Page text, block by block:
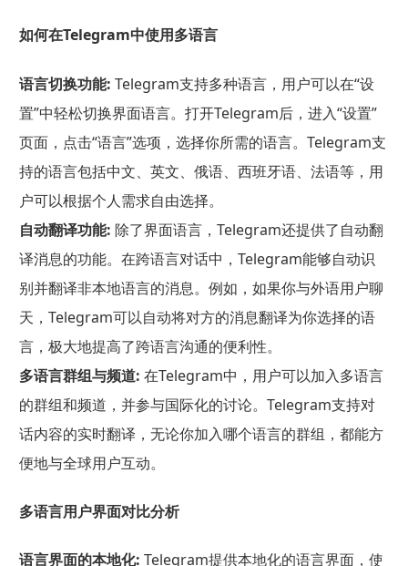
如何在Telegram中使用多语言
语言切换功能: Telegram支持多种语言，用户可以在“设
置”中轻松切换界面语言。打开Telegram后，进入“设置”
页面，点击“语言”选项，选择你所需的语言。Telegram支
持的语言包括中文、英文、俄语、西班牙语、法语等，用
户可以根据个人需求自由选择。
自动翻译功能: 除了界面语言，Telegram还提供了自动翻
译消息的功能。在跨语言对话中，Telegram能够自动识
别并翻译非本地语言的消息。例如，如果你与外语用户聊
天，Telegram可以自动将对方的消息翻译为你选择的语
言，极大地提高了跨语言沟通的便利性。
多语言群组与频道: 在Telegram中，用户可以加入多语言
的群组和频道，并参与国际化的讨论。Telegram支持对
话内容的实时翻译，无论你加入哪个语言的群组，都能方
便地与全球用户互动。
多语言用户界面对比分析
语言界面的本地化: Telegram提供本地化的语言界面，使